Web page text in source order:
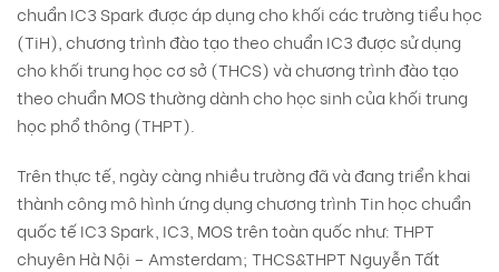
chuẩn IC3 Spark được áp dụng cho khối các trường tiểu học
(TiH), chương trình đào tạo theo chuẩn IC3 được sử dụng
cho khối trung học cơ sở (THCS) và chương trình đào tạo
theo chuẩn MOS thường dành cho học sinh của khối trung
học phổ thông (THPT).
Trên thực tế, ngày càng nhiều trường đã và đang triển khai
thành công mô hình ứng dụng chương trình Tin học chuẩn
quốc tế IC3 Spark, IC3, MOS trên toàn quốc như: THPT
chuyên Hà Nội – Amsterdam; THCS&THPT Nguyễn Tất